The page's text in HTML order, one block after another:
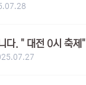
다. " 대전 0시 축제"